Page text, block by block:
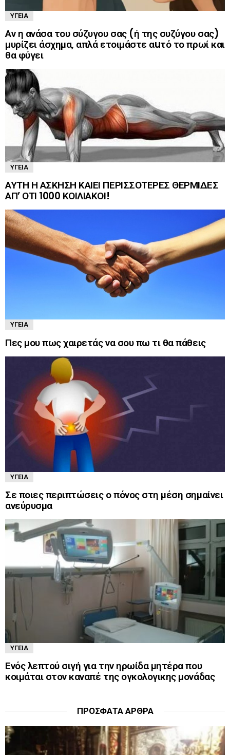
ΥΓΕΊΑ
Αν η ανάσα του σύζυγου σας (ή της συζύγου σας)
μυρίζει άσχημα, απλά ετοιμάστε αuτό το πρωί και
θα φύγει
ΥΓΕΊΑ
ΑΥΤΗ Η ΑΣΚΗΣΗ ΚΑΙΕΙ ΠΕΡΙΣΣΟΤΕΡΕΣ ΘΕΡΜΙΔΕΣ
ΑΠ’ ΟΤΙ 1000 ΚΟΙΛΙΑΚΟΙ!
ΥΓΕΊΑ
Πες μου πως χαιρετάς να σου πω τι θα πάθεις
ΥΓΕΊΑ
Σε ποιες περιπτώσεις ο πόνος στη μέση σημαίνει
ανεύρυσμα
ΥΓΕΊΑ
Ενός λεπτού σιγή για την ηρωίδα μητέρα που
κοιμάται στον καναπέ της ογκολογικης μονάδας
ΠΡΌΣΦΑΤΑ ΆΡΘΡΑ